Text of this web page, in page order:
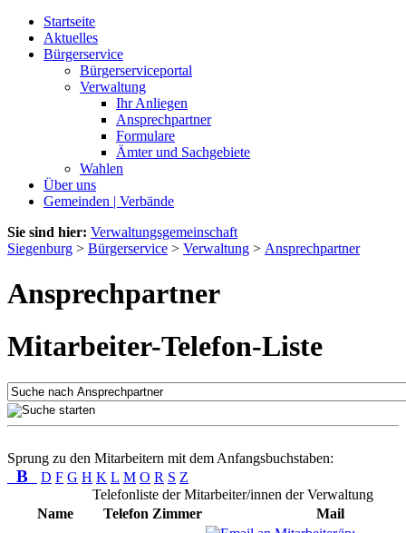
Startseite
Aktuelles
Bürgerservice
Bürgerserviceportal
Verwaltung
Ihr Anliegen
Ansprechpartner
Formulare
Ämter und Sachgebiete
Wahlen
Über uns
Gemeinden | Verbände
Sie sind hier: Verwaltungsgemeinschaft
Siegenburg > Bürgerservice > Verwaltung > Ansprechpartner
Ansprechpartner
Mitarbeiter-Telefon-Liste
Sprung zu den Mitarbeitern mit dem Anfangsbuchstaben:
B D F G H K L M O R S Z
Telefonliste der Mitarbeiter/innen der Verwaltung
Name
Telefon Zimmer
Mail